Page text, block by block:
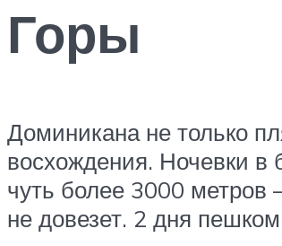
Горы
Доминикана не только
восхождения. Ночевки в
чуть более 3000 метров
не довезет. 2 дня